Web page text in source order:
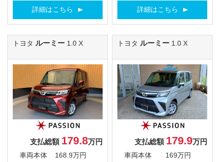
詳細はこちら 詳細はこちら
トヨタ ルーミー 1.0 X
支払総額 179.8万円
車両本体
168.9万円
トヨタ ルーミー 1.0 X
支払総額 179.9万円
車両本体
169万円